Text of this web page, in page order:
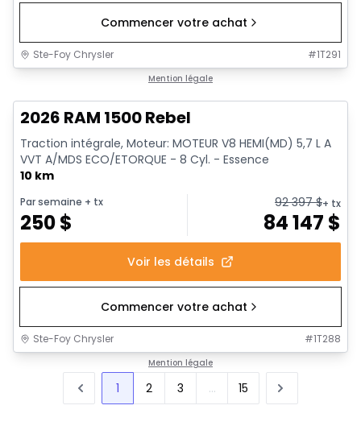
Commencer votre achat
Ste-Foy Chrysler #1T291
Mention légale
2026 RAM 1500 Rebel
Traction intégrale, Moteur: MOTEUR V8 HEMI(MD) 5,7 L A
VVT A/MDS ECO/ETORQUE - 8 Cyl. - Essence
10 km
Par semaine + tx
250$
92 397$+ tx
84 147 $
Voir les détails
Commencer votre achat
Ste-Foy Chrysler #1T288
Mention légale
1 2 3 ... 15